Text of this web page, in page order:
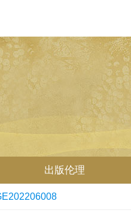
出版伦理